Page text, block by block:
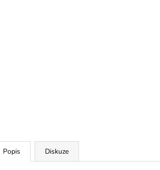
Popis Diskuze